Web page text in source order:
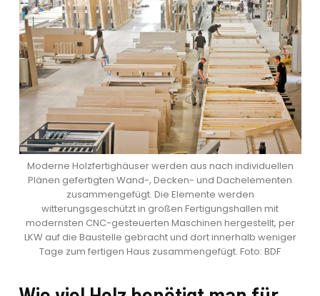
Moderne Holzfertighäuser werden aus nach individuellen
Plänen gefertigten Wand-, Decken- und Dachelementen
zusammengefügt. Die Elemente werden
witterungsgeschützt in großen Fertigungshallen mit
modernsten CNC-gesteuerten Maschinen hergestellt, per
LKW auf die Baustelle gebracht und dort innerhalb weniger
Tage zum fertigen Haus zusammengefügt. Foto: BDF